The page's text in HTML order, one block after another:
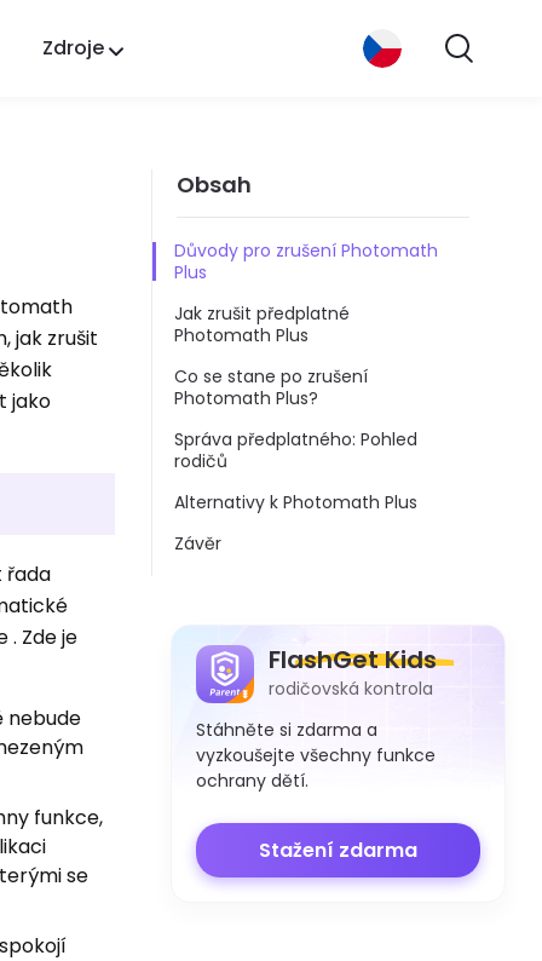
Zdroje
jak zrušit
jako
řada
Zde je
nebude
funkce,
se
Obsah
Důvody pro zrušení Photomath
Plus
Jak zrušit předplatné
Photomath Plus
Co se stane po zrušení
Photomath Plus?
Správa předplatného: Pohled
rodičů
Alternativy k Photomath Plus
Závěr
FlashGet Kids
rodičovská kontrola
Stáhněte si zdarma a
vyzkoušejte všechny funkce
ochrany dětí.
Stažení zdarma